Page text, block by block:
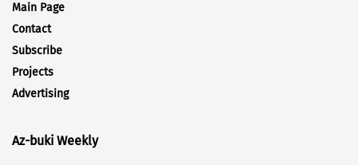
Main Page
Contact
Subscribe
Projects
Advertising
Az-buki Weekly